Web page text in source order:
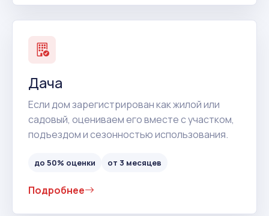
Дача
Если дом зарегистрирован как жилой или
садовый, оцениваем его вместе с участком,
подъездом и сезонностью использования.
до 50% оценки от 3 месяцев
Подробнее